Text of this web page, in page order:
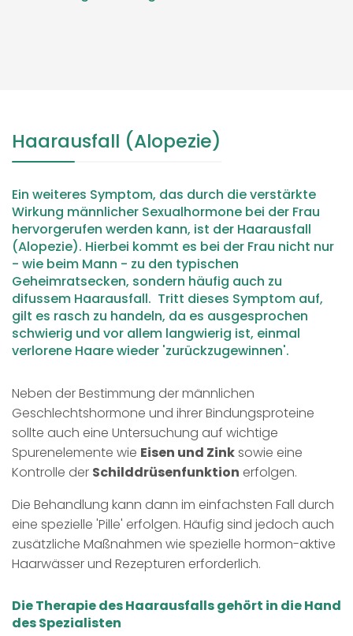
Haarausfall (Alopezie)
Ein weiteres Symptom, das durch die verstärkte
Wirkung männlicher Sexualhormone bei der Frau
hervorgerufen werden kann, ist der Haarausfall
(Alopezie). Hierbei kommt es bei der Frau nicht nur
- wie beim Mann - zu den typischen
Geheimratsecken, sondern häufig auch zu
difussem Haarausfall. Tritt dieses Symptom auf,
gilt es rasch zu handeln, da es ausgesprochen
schwierig und vor allem langwierig ist, einmal
verlorene Haare wieder 'zurückzugewinnen'.
Neben der Bestimmung der männlichen
Geschlechtshormone und ihrer Bindungsproteine
sollte auch eine Untersuchung auf wichtige
Spurenelemente wie Eisen und Zinksowie eine
Kontrolle der Schilddrüsenfunktion erfolgen.
Die Behandlung kann dann im einfachsten Fall durch
eine spezielle 'Pille' erfolgen. Häufig sind jedoch auch
zusätzliche Maßnahmen wie spezielle hormon-aktive
Haarwässer und Rezepturen erforderlich.
Die Therapie des Haarausfalls gehört in die Hand
des Spezialisten